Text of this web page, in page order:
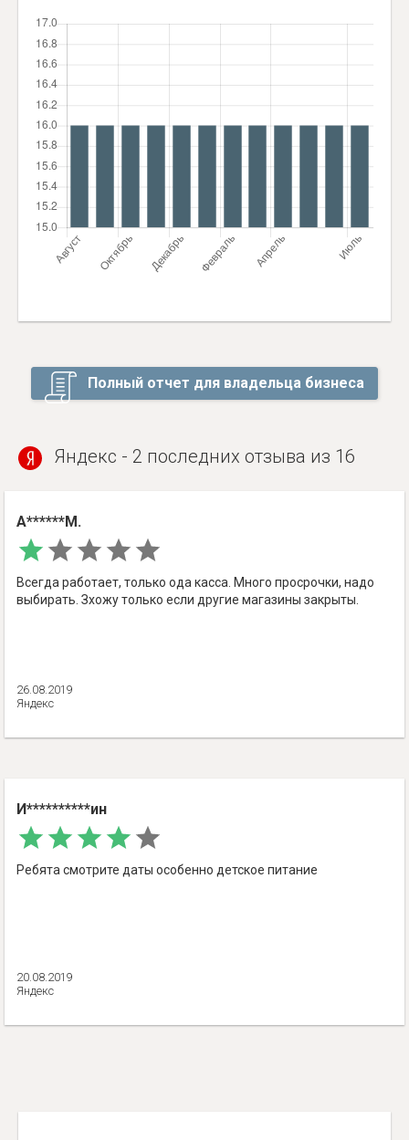
Полный отчет для владельца бизнеса
Яндекс - 2 последних отзыва из 16
А******М.
Всегда работает, только ода касса. Много просрочки, надо
выбирать. Зхожу только если другие магазины закрыты.
26.08.2019
Яндекс
И**********ин
Ребята смотрите даты особенно детское питание
20.08.2019
Яндекс